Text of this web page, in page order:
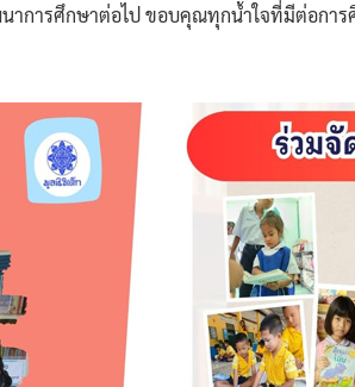
าการศึกษาต่อไปขอบคุณทุกน้ำใจที่มีต่อการ